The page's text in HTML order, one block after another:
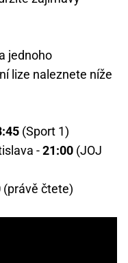
jednoho
lize naleznete níže
(Sport 1)
-21:00 (JOJ
(právě čtete)